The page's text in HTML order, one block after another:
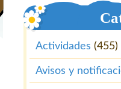
Actividades (455)
Avisos y